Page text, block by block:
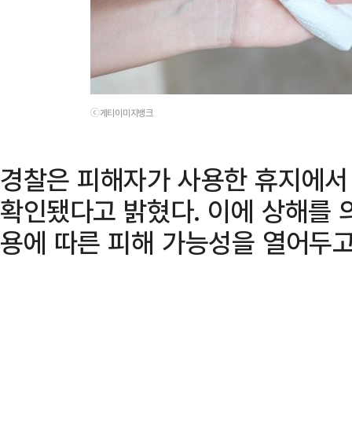
ⓒ게티이미지뱅크
경찰은 피해자가 사용한 휴지에
확인됐다고 밝혔다. 이에 상해를
용에 따른 피해 가능성을 열어두